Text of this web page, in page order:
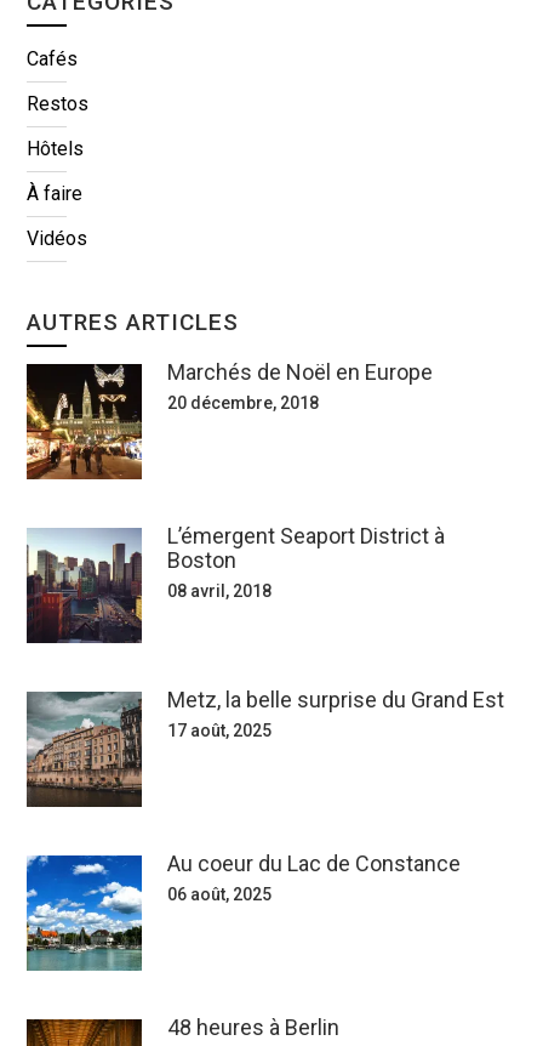
Cafés
Restos
Hôtels
À faire
Vidéos
AUTRES ARTICLES
Marchés de Noël en Europe
20 décembre, 2018
L’émergent Seaport District à
Boston
08 avril, 2018
Metz, la belle surprise du Grand Est
17 août, 2025
Au coeur du Lac de Constance
06 août, 2025
48 heures à Berlin